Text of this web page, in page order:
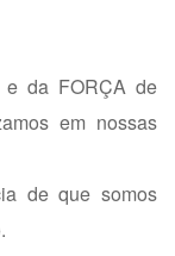
e da FORÇA de
em nossas
de que somos